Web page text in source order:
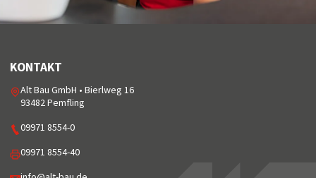
KONTAKT
Alt Bau GmbH • Bierlweg 16
93482 Pemfling
09971 8554-0
09971 8554-40